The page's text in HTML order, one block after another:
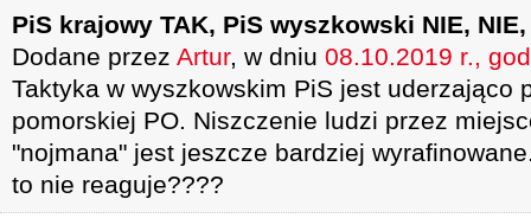
PiS krajowy TAK, PiS wyszkowski NIE, NIE,
Dodane przez Artur, w dniu 08.10.2019 r.,
Taktyka w wyszkowskim PiS jest uderzająco
pomorskiej PO. Niszczenie ludzi przez
"nojmana" jest jeszcze bardziej
to nie reaguje????